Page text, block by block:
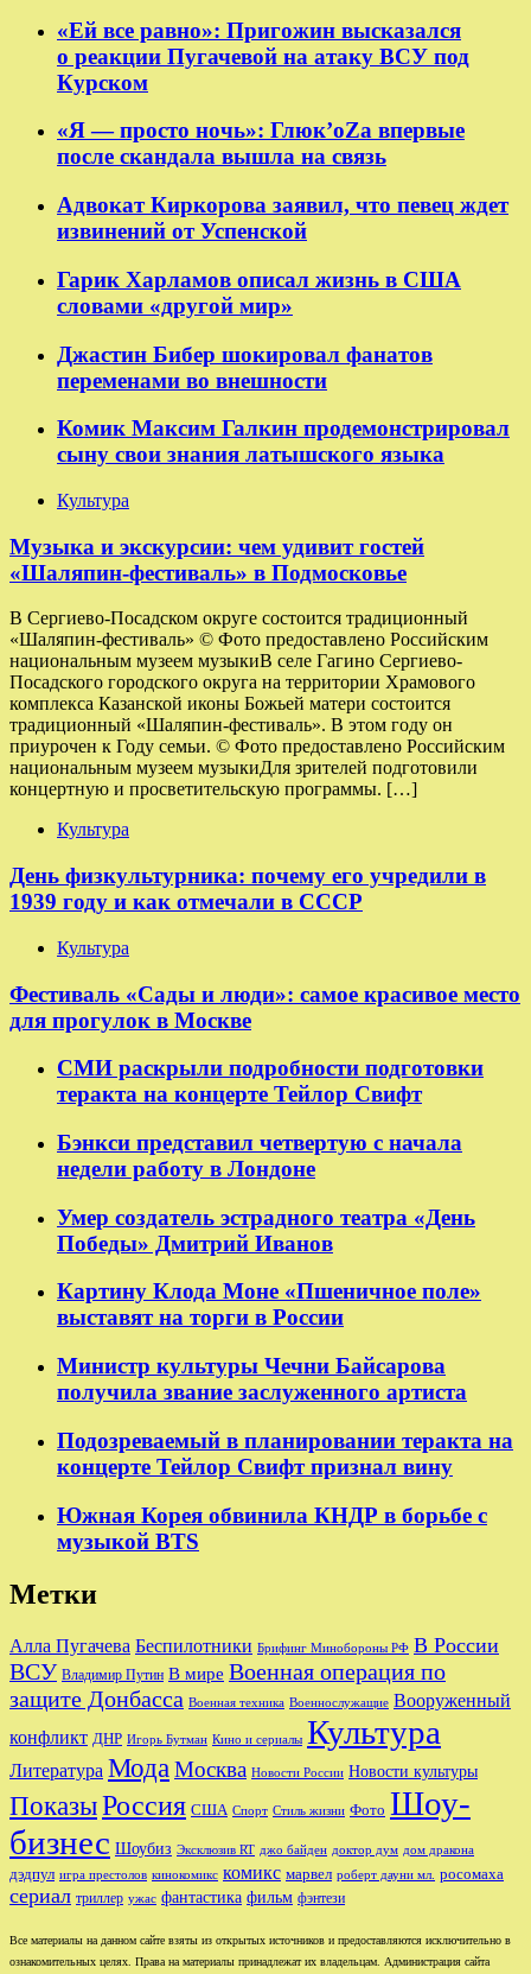
«Ей все равно»: Пригожин высказался
о реакции Пугачевой на атаку ВСУ под
Курском
«Я — просто ночь»: Глюк’oZа впервые
после скандала вышла на связь
Адвокат Киркорова заявил, что певец ждет
извинений от Успенской
Гарик Харламов описал жизнь в США
словами «другой мир»
Джастин Бибер шокировал фанатов
переменами во внешности
Комик Максим Галкин продемонстрировал
сыну свои знания латышского языка
Культура
Музыка и экскурсии: чем удивит гостей
«Шаляпин-фестиваль» в Подмосковье
В Сергиево-Посадском округе состоится традиционный
«Шаляпин-фестиваль» © Фото предоставлено Российским
национальным музеем музыкиВ селе Гагино Сергиево-
Посадского городского округа на территории Храмового
комплекса Казанской иконы Божьей матери состоится
традиционный «Шаляпин-фестиваль». В этом году он
приурочен к Году семьи. © Фото предоставлено Российским
национальным музеем музыкиДля зрителей подготовили
концертную и просветительскую программы. […]
Культура
День физкультурника: почему его учредили в
1939 году и как отмечали в СССР
Культура
Фестиваль «Сады и люди»: самое красивое место
для прогулок в Москве
СМИ раскрыли подробности подготовки
теракта на концерте Тейлор Свифт
Бэнкси представил четвертую с начала
недели работу в Лондоне
Умер создатель эстрадного театра «День
Победы» Дмитрий Иванов
Картину Клода Моне «Пшеничное поле»
выставят на торги в России
Министр культуры Чечни Байсарова
получила звание заслуженного артиста
Подозреваемый в планировании теракта на
концерте Тейлор Свифт признал вину
Южная Корея обвинила КНДР в борьбе с
музыкой BTS
Метки
Алла Пугачева Беспилотники Брифинг Минобороны РФ В России
ВСУ Владимир Путин В мире Военная операция по
защите Донбасса Военная техника Военнослужащие Вооруженный
конфликт ДНР Игорь Бутман Кино и сериалы Культура
Литература МодаМосква Новости России Новости культуры
ПоказыРоссия США Спорт Стиль жизни Фото Шоу-
бизнес Шоубиз Эксклюзив RT джо байден доктор дум дом дракона
дэдпул игра престолов кинокомикс комикс марвел роберт дауни мл. росомаха
сериал триллер ужас фантастика фильм фэнтези
Все материалы на данном сайте взяты из открытых источников и предоставляются исключительно в
ознакомительных целях. Права на материалы принадлежат их владельцам. Администрация сайта